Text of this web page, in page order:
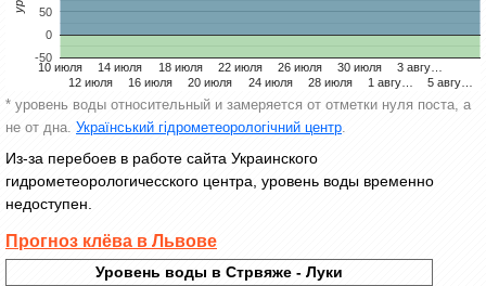
10 июля
12 июля
14 июля
16 июля
18 июля
20 июля
22 июля
24 июля
26 июля
28 июля
30 июля
1 авгу…
3 авгу…
5 авгу…
-50
0
50
* уровень воды относительный и замеряется от отметки нуля поста, а
не от дна. Український гідрометеорологічний центр.
Из-за перебоев в работе сайта Украинского
гидрометеорологичесского центра, уровень воды временно
недоступен.
Прогноз клёва в Львове
Уровень воды в Стрвяже - Луки